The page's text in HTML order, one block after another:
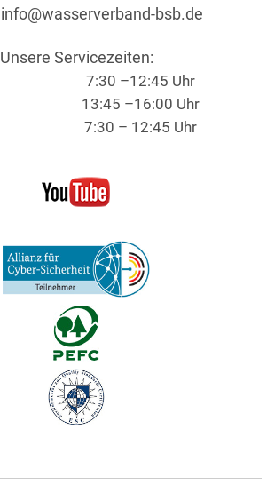
info@wasserverband-bsb.de
Unsere Servicezeiten:
7:30 –12:45 Uhr
13:45 –16:00 Uhr
7:30 – 12:45 Uhr